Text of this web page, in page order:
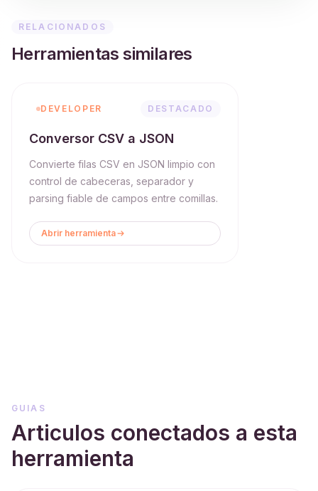
RELACIONADOS
Herramientas similares
DEVELOPER DESTACADO
Conversor CSV a JSON
Convierte filas CSV en JSON limpio con
control de cabeceras, separador y
parsing fiable de campos entre comillas.
Abrir herramienta
GUIAS
Articulos conectados a esta
herramienta